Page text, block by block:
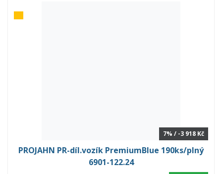
7% / -3 918 Kč
PROJAHN PR-díl.vozík PremiumBlue 190ks/plný
6901-122.24